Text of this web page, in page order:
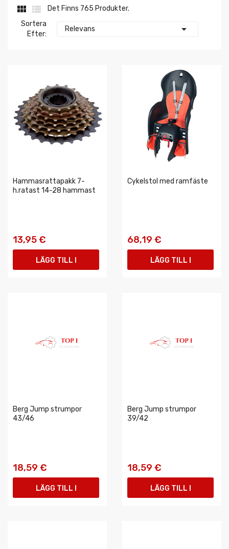
 
Det Finns 765 Produkter.
Sortera
Efter:
Relevans 
Hammasrattapakk 7-
h.ratast 14-28 hammast
13,95 €
LÄGG TILL I
Cykelstol med ramfäste
68,19 €
LÄGG TILL I
Berg Jump strumpor
43/46
18,59 €
LÄGG TILL I
Berg Jump strumpor
39/42
18,59 €
LÄGG TILL I